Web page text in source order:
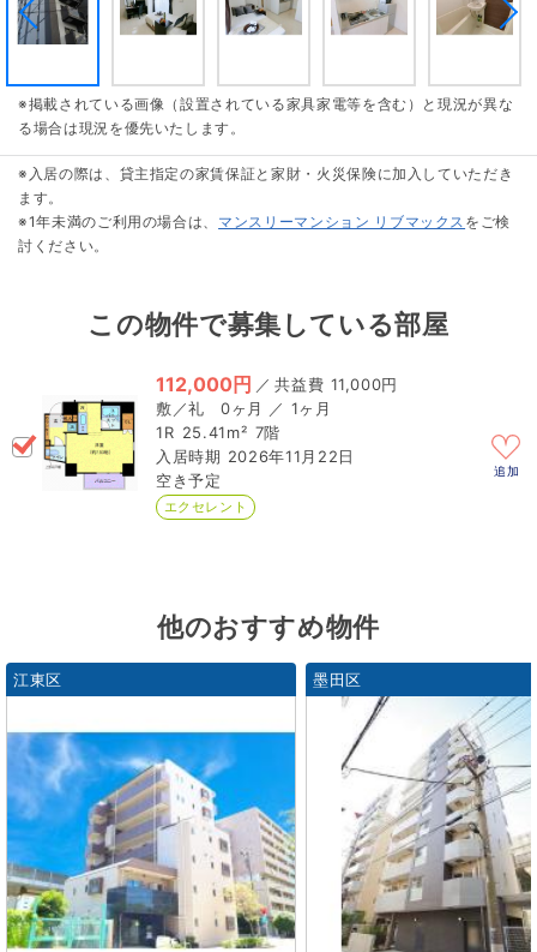
※掲載されている画像（設置されている家具家電等を含む）と現況が異な
る場合は現況を優先いたします。
※入居の際は、貸主指定の家賃保証と家財・火災保険に加入していただき
ます。
※1年未満のご利用の場合は、 マンスリーマンション リブマックス をご検
討ください。
この物件で募集している部屋
112,000円 ／
11,000円
0ヶ月 ／ 1ヶ月
1R 25.41m² 7階
2026年11月22日
空き予定
エクセレント
追加
他のおすすめ物件
江東区 墨田区